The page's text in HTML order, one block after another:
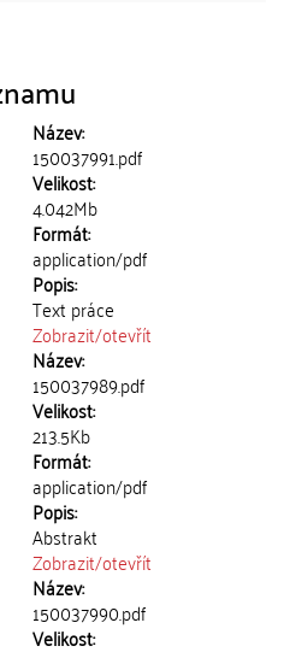
Název:
150037991.pdf
Velikost:
4.042Mb
Formát:
application/pdf
Popis:
Text práce
Zobrazit/otevřít
Název:
150037989.pdf
Velikost:
213.5Kb
Formát:
application/pdf
Popis:
Abstrakt
Zobrazit/otevřít
Název:
150037990.pdf
Velikost: